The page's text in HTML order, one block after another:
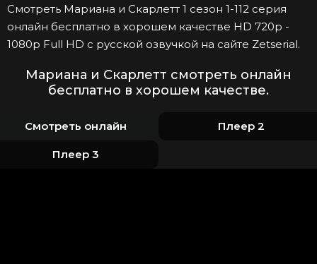
Смотреть Мариана и Скарлетт 1 сезон 1-112 серия
онлайн бесплатно в хорошем качестве HD 720p -
1080p Full HD с русской озвучкой на сайте Zetserial.
Мариана и Скарлетт смотреть онлайн
бесплатно в хорошем качестве.
Смотреть онлайн Плеер 2
Плеер 3